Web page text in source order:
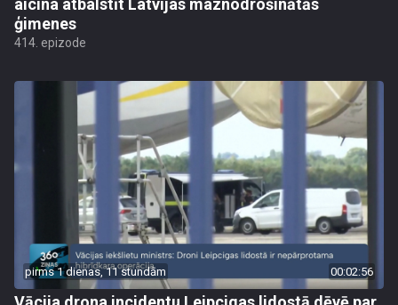
aicina atbalstīt Latvijas maznodrošinātās
ģimenes
414. epizode
pirms 1 dienas, 11 stundām 00:02:56